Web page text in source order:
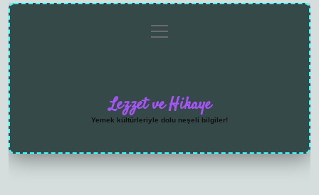
menüyü
aç
Lezzet ve Hikaye
Yemek kültürleriyle dolu neşeli bilgiler!